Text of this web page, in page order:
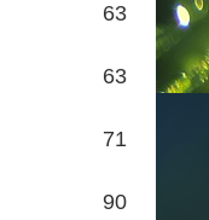
63
63
71
90